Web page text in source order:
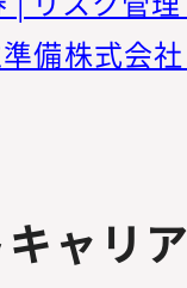
ャリ